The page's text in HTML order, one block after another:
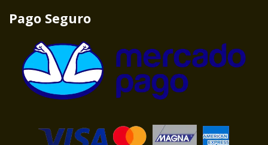
Pago Seguro